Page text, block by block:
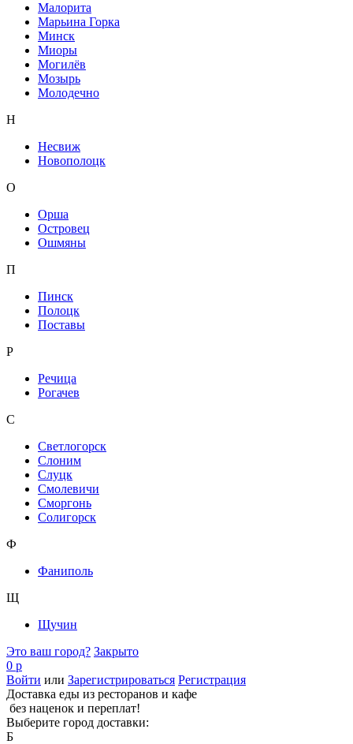
Малорита
Марьина Горка
Минск
Миоры
Могилёв
Мозырь
Молодечно
Н
Несвиж
Новополоцк
О
Орша
Островец
Ошмяны
П
Пинск
Полоцк
Поставы
Р
Речица
Рогачев
С
Светлогорск
Слоним
Слуцк
Смолевичи
Сморгонь
Солигорск
Ф
Фаниполь
Щ
Щучин
Это ваш город? Закрыто
0 р
Войти или Зарегистрироваться Регистрация
Доставка еды из ресторанов и кафе
без наценок и переплат!
Выберите город доставки:
Б